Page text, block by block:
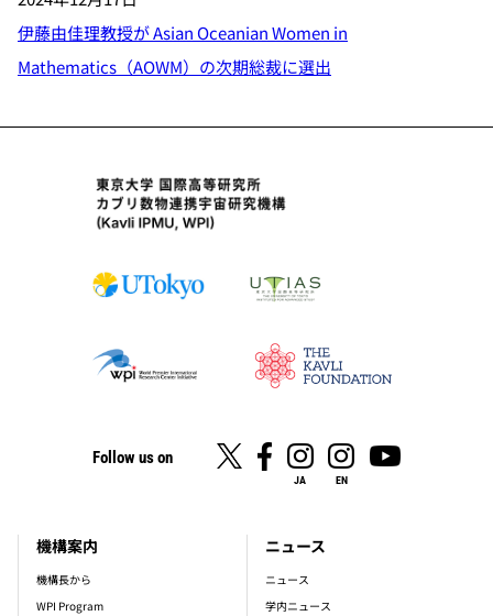
伊藤由佳理教授が Asian Oceanian Women in
Mathematics（AOWM）の次期総裁に選出
Follow us on
JA EN
footer_main_menu
機構案内
機構長から
WPI Program
ニュース
ニュース
学内ニュース